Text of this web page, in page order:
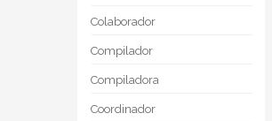
Colaborador
Compilador
Compiladora
Coordinador